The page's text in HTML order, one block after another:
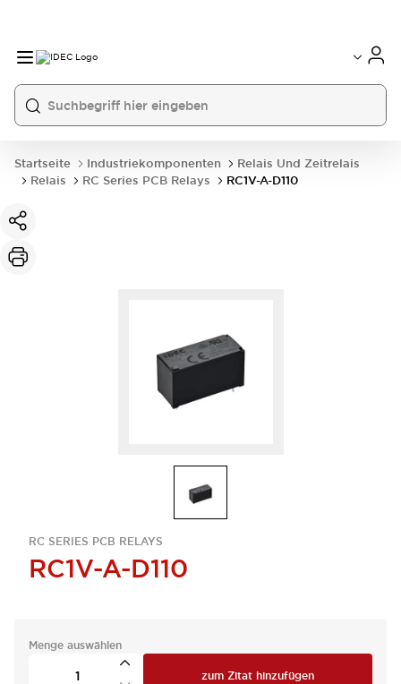
Startseite Industriekomponenten
Relais Und Zeitrelais
Relais
RC Series PCB Relays RC1V-A-D110
RC SERIES PCB RELAYS
RC1V-A-D110
Menge auswählen
zum Zitat hinzufügen